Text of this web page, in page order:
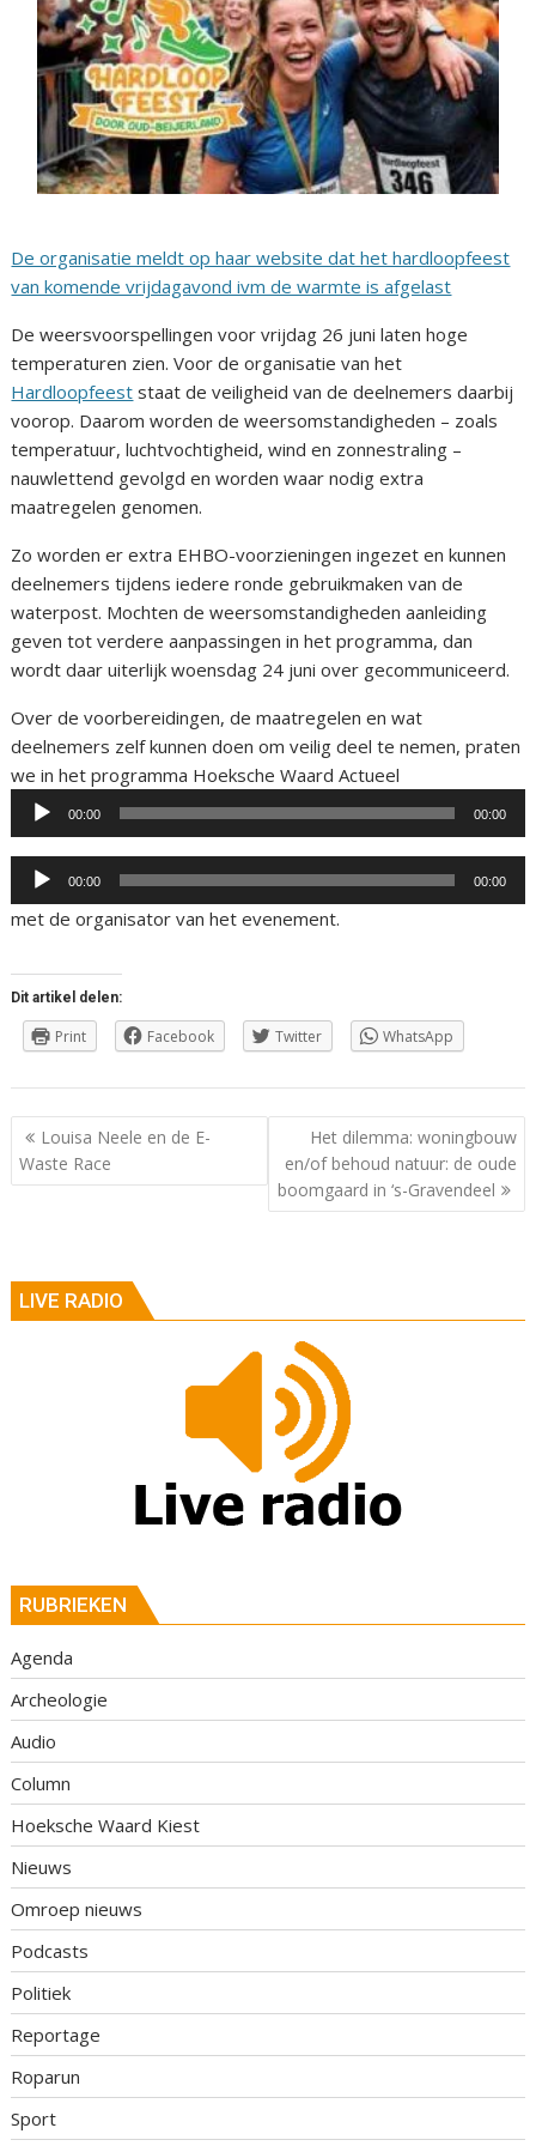
De organisatie meldt op haar website dat het hardloopfeest
van komende vrijdagavond ivm de warmte is afgelast
De weersvoorspellingen voor vrijdag 26 juni laten hoge
temperaturen zien. Voor de organisatie van het
Hardloopfeest staat de veiligheid van de deelnemers daarbij
voorop. Daarom worden de weersomstandigheden – zoals
temperatuur, luchtvochtigheid, wind en zonnestraling –
nauwlettend gevolgd en worden waar nodig extra
maatregelen genomen.
Zo worden er extra EHBO-voorzieningen ingezet en kunnen
deelnemers tijdens iedere ronde gebruikmaken van de
waterpost. Mochten de weersomstandigheden aanleiding
geven tot verdere aanpassingen in het programma, dan
wordt daar uiterlijk woensdag 24 juni over gecommuniceerd.
Over de voorbereidingen, de maatregelen en wat
deelnemers zelf kunnen doen om veilig deel te nemen, praten
we in het programma Hoeksche Waard Actueel
00:00 00:00
Audiospeler
00:00 00:00
met de organisator van het evenement.
Dit artikel delen:
Print Facebook Twitter WhatsApp
Berichtnavigatie
Louisa Neele en de E-
Waste Race
Het dilemma: woningbouw
en/of behoud natuur: de oude
boomgaard in ‘s-Gravendeel
LIVE RADIO
RUBRIEKEN
Agenda
Archeologie
Audio
Column
Hoeksche Waard Kiest
Nieuws
Omroep nieuws
Podcasts
Politiek
Reportage
Roparun
Sport